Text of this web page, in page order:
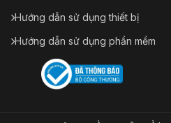
Hướng dẫn sử dụng thiết bị
Hướng dẫn sử dụng phần mềm